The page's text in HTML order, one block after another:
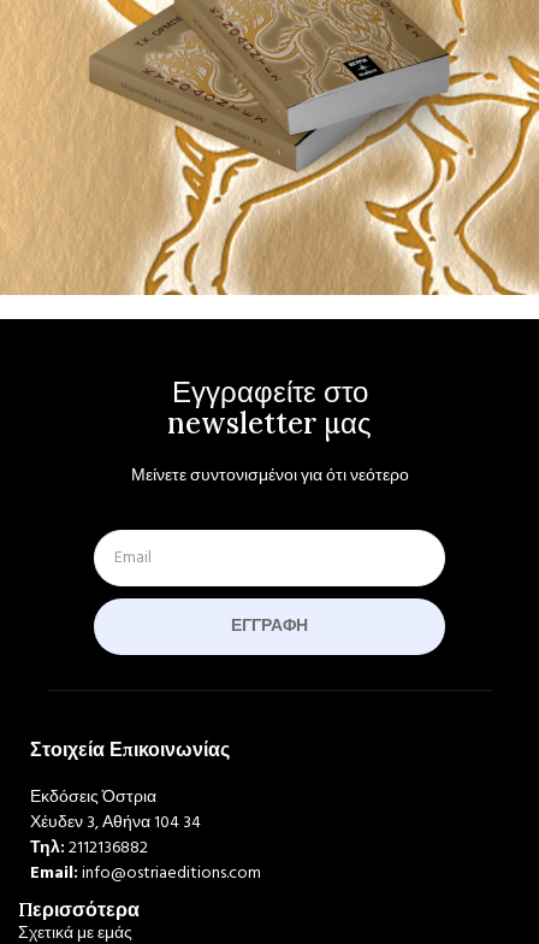
Εγγραφείτε στο
newsletter μας
Μείνετε συντονισμένοι για ότι νεότερο
ΕΓΓΡΑΦΉ
Στοιχεία Επικοινωνίας
Εκδόσεις Όστρια
Χέυδεν 3, Αθήνα 104 34
Τηλ:2112136882
Email:info@ostriaeditions.com
Περισσότερα
Σχετικά με εμάς